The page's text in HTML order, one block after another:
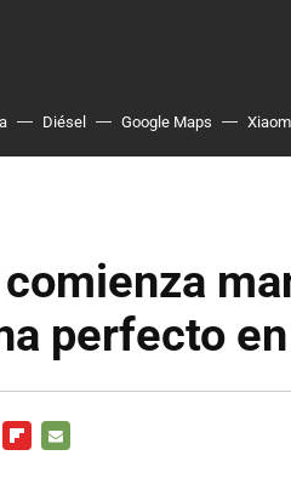
Diésel Google Maps
perfecto